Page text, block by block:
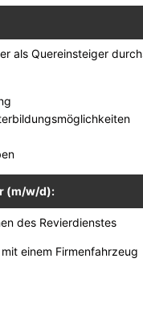
als Quereinsteiger
(m/w/d):
des Revierdienstes
einem Firmenfahrzeug